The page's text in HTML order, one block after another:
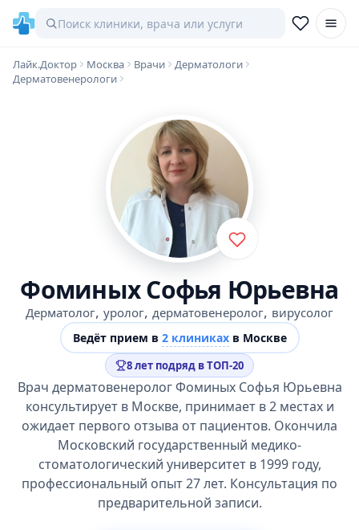
Лайк.Доктор Москва Врачи
Дерматологи
Дерматовенерологи
Фоминых Софья Юрьевна
Дерматолог, уролог, дерматовенеролог, вирусолог
Ведёт прием в 2 клиникахв Москве
8 лет подряд в ТОП-20
Врач дерматовенеролог Фоминых Софья Юрьевна
консультирует в Москве, принимает в 2 местах и
ожидает первого отзыва от пациентов. Окончила
Московский государственный медико-
стоматологический университет в 1999 году,
профессиональный опыт 27 лет. Консультация по
предварительной записи.